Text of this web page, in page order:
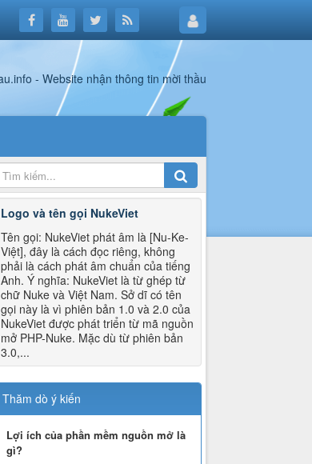
Logo và tên gọi NukeViet
Tên gọi: NukeViet phát âm là [Nu-Ke-
Việt], đây là cách đọc riêng, không
phải là cách phát âm chuẩn của tiếng
Anh. Ý nghĩa: NukeViet là từ ghép từ
chữ Nuke và Việt Nam. Sở dĩ có tên
gọi này là vì phiên bản 1.0 và 2.0 của
NukeViet được phát triển từ mã nguồn
mở PHP-Nuke. Mặc dù từ phiên bản
3.0,...
Thăm dò ý kiến
Lợi ích của phần mềm nguồn mở là
gì?